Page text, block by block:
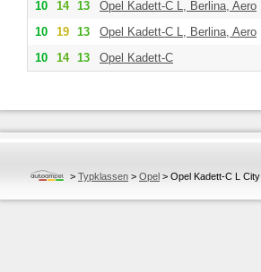
10 14 13 Opel Kadett-C L, Berlina, Aero
10
19 13 Opel Kadett-C L, Berlina, Aero
10
14 13 Opel Kadett-C
> Typklassen > Opel > Opel Kadett-C L City